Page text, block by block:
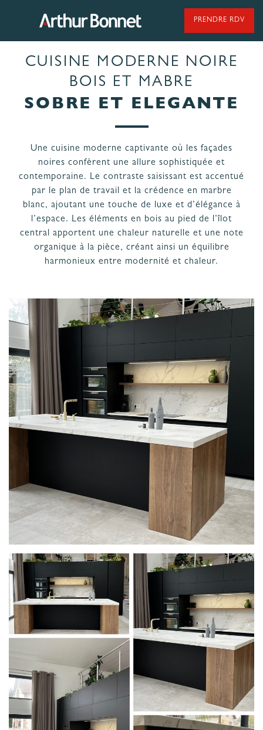
NOS MODÈLES DE CUISINES
NOS CUISINES FABRIQUÉES EN VENDÉE
LES ÉTAPES
DE VOTRE
NOS
ENGAGEMENTS
PRENDRE RDV
CUISINE MODERNE NOIRE
BOIS ET MABRE
SOBRE ET ELEGANTE
Une cuisine moderne captivante où les façades
noires confèrent une allure sophistiquée et
contemporaine. Le contraste saisissant est accentué
par le plan de travail et la crédence en marbre
blanc, ajoutant une touche de luxe et d’élégance à
l’espace. Les éléments en bois au pied de l’îlot
central apportent une chaleur naturelle et une note
organique à la pièce, créant ainsi un équilibre
harmonieux entre modernité et chaleur.